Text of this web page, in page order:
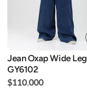
Jean Oxap Wide Leg
GY6102
$110.000